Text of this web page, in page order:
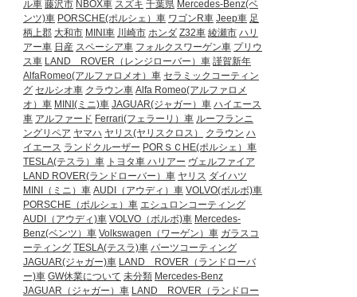
ル車 藤沢市 NBOX車 スズキ 千葉県 Mercedes-Benz(ベ
ンツ)車 PORSCHE(ポルシェ）車 ワゴンR車 Jeep車 足
柄上郡 大和市 MINI車 川崎市 ホンダ Z32車 綾瀬市 ハリ
アー車 日産 スペーシア車 フォルクスワーゲン車 プリウ
ス車 LAND ROVER（レンジローバー）車 謹賀新年
AlfaRomeo(アルファロメオ）車 セラミックコーティン
グ セルシオ車 クラウン車 Alfa Romeo(アルファロメ
オ）車 MINI(ミニ)車 JAGUAR(ジャガー）車 ハイエース
車 アルファード Ferrari(フェラーリ）車 ルーフランニ
ングリペア ヤマハ ヤリス(ヤリスクロス） クラウン ハ
イエース ランドクルーザー PORＳＣHE(ポルシェ）車
TESLA(テスラ）車 トヨタ車 ハリアー ヴェルファイア
LAND ROVER(ランドローバー）車 ヤリス ダイハツ
MINI（ミニ）車 AUDI（アウディ）車 VOLVO(ボルボ)車
PORSCHE（ポルシェ）車 エシュロンコーティング
AUDI（アウディ)車 VOLVO（ボルボ)車 Mercedes-
Benz(ベンツ）車 Volkswagen（ワーゲン）車 ガラスコ
ーティング TESLA(テスラ)車 パーツコーティング
JAGUAR(ジャガー)車 LAND ROVER（ランドローバ
ー)車 GW休業について 未分類 Mercedes-Benz
JAGUAR（ジャガー）車 LAND ROVER（ランドロー